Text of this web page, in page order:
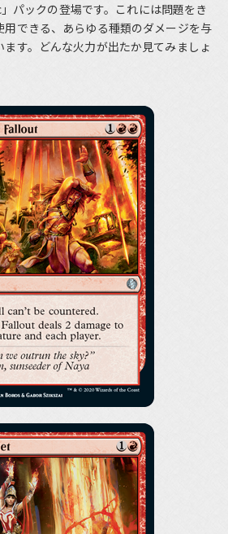
パックの登場です。これには問題をき
用できる、あらゆる種類のダメージを与
す。どんな火力が出たか見てみましょ